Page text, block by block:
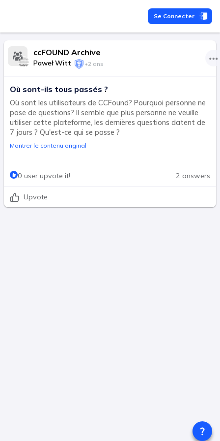
Se Connecter
ccFOUND Archive
Paweł Witt •2 ans
Où sont-ils tous passés ?
Où sont les utilisateurs de CCFound? Pourquoi personne ne
pose de questions? Il semble que plus personne ne veuille
utiliser cette plateforme, les dernières questions datent de
7 jours ? Qu'est-ce qui se passe ?
Montrer le contenu original
0 user upvote it! 2 answers
Upvote